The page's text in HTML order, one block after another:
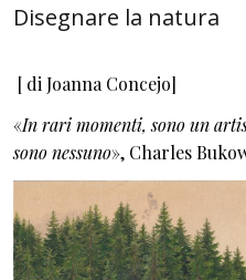
Disegnare la natura
[ di Joanna Concejo]
«In rari momenti, sono un
sono nessuno», Charles